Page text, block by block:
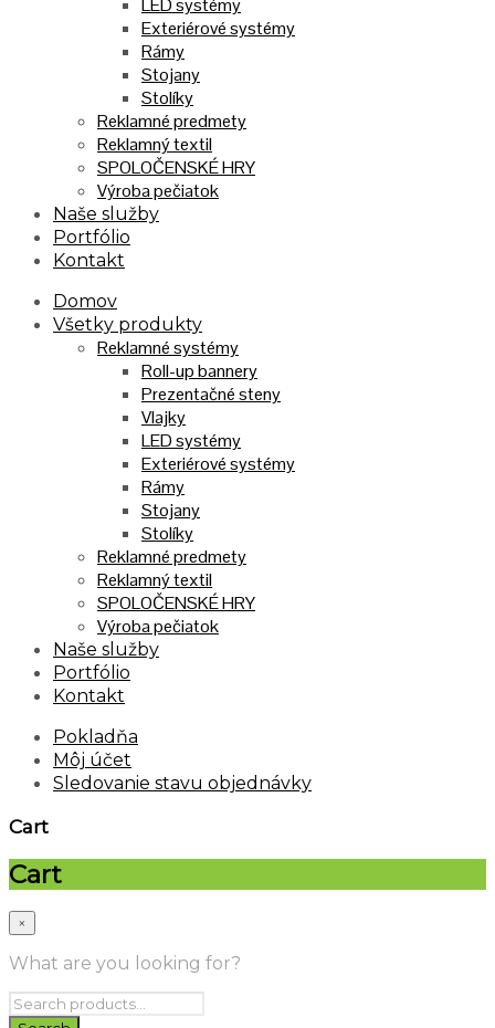
LED systémy
Exteriérové systémy
Rámy
Stojany
Stolíky
Reklamné predmety
Reklamný textil
SPOLOČENSKÉ HRY
Výroba pečiatok
Naše služby
Portfólio
Kontakt
Domov
Všetky produkty
Reklamné systémy
Roll-up bannery
Prezentačné steny
Vlajky
LED systémy
Exteriérové systémy
Rámy
Stojany
Stolíky
Reklamné predmety
Reklamný textil
SPOLOČENSKÉ HRY
Výroba pečiatok
Naše služby
Portfólio
Kontakt
Pokladňa
Môj účet
Sledovanie stavu objednávky
Cart
Cart
×
What are you looking for?